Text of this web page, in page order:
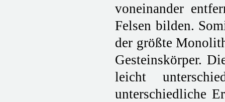
voneinander
Felsen bilden.
der größte
Gesteinskörper.
leicht
unterschiedliche